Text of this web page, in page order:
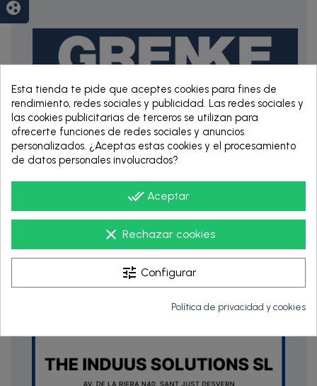
RENTING DE 12
HASTA 60 MESES
Esta tienda te pide que aceptes cookies para fines de
rendimiento, redes sociales y publicidad. Las redes sociales y
las cookies publicitarias de terceros se utilizan para
ofrecerte funciones de redes sociales y anuncios
personalizados. ¿Aceptas estas cookies y el procesamiento
de datos personales involucrados?
done_all Aceptar
clear Rechazar cookies
tune Configurar
Política de privacidad y cookies
group_work